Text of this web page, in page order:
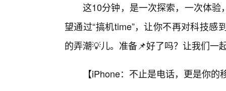
这10分钟，是一次探索，一次体
望通过“搞机time”，让你不再对科技
的弄潮💡儿。准备📌好了吗？让我们一
【iPhone：不止是电话，更是你的